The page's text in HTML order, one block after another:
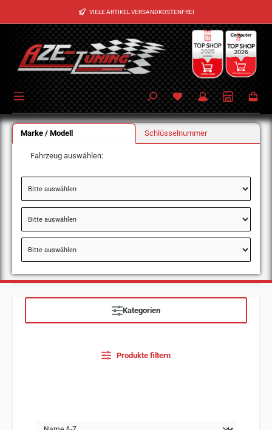
Zum Hauptinhalt springen VIELE ARTIKEL VERSANDKOSTENFREI
Marke / Modell Schlüsselnummer
Fahrzeug auswählen:
Kategorien
Produkte filtern